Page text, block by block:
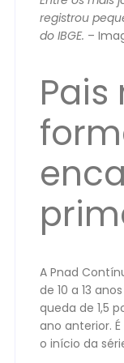
registrou
do IBGE. –
A Pnad
de 10 a 13
queda de 1,5
ano anterior.
o início da